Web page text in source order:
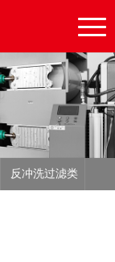
反冲洗过滤类